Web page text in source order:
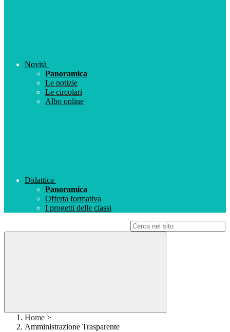
Novità
Panoramica
Le notizie
Le circolari
Albo online
Didattica
Panoramica
Offerta formativa
I progetti delle classi
Home >
Amministrazione Trasparente